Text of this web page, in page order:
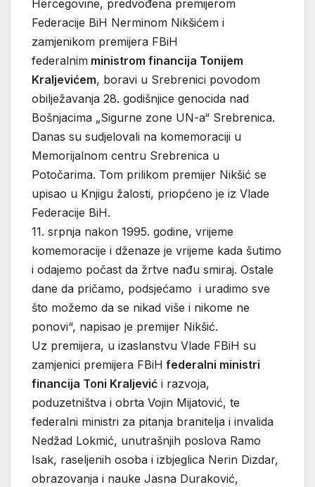
Hercegovine, predvođena premijerom
Federacije BiH Nerminom Nikšićem i
zamjenikom premijera FBiH
federalnim ministrom financija Tonijem
Kraljevićem, boravi u Srebrenici povodom
obilježavanja 28. godišnjice genocida nad
Bošnjacima „Sigurne zone UN-a“ Srebrenica.
Danas su sudjelovali na komemoraciji u
Memorijalnom centru Srebrenica u
Potočarima. Tom prilikom premijer Nikšić se
upisao u Knjigu žalosti, priopćeno je iz Vlade
Federacije BiH.
11. srpnja nakon 1995. godine, vrijeme
komemoracije i dženaze je vrijeme kada šutimo
i odajemo počast da žrtve nađu smiraj. Ostale
dane da pričamo, podsjećamo i uradimo sve
što možemo da se nikad više i nikome ne
ponovi“, napisao je premijer Nikšić.
Uz premijera, u izaslanstvu Vlade FBiH su
zamjenici premijera FBiH federalni ministri
financija Toni Kraljević i razvoja,
poduzetništva i obrta Vojin Mijatović, te
federalni ministri za pitanja branitelja i invalida
Nedžad Lokmić, unutrašnjih poslova Ramo
Isak, raseljenih osoba i izbjeglica Nerin Dizdar,
obrazovanja i nauke Jasna Duraković,